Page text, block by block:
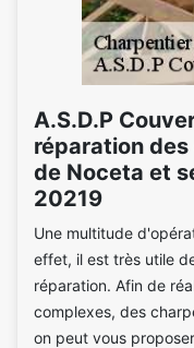
A.S.D.P
réparation
de Noceta et
20219
Une multitude
effet, il est très utile
réparation. Afin de
complexes, des
on peut vous